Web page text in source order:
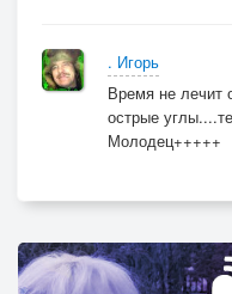
. Игорь
Время не лечит
острые
Молодец+++++